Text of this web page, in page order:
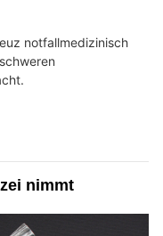
notfallmedizinisch
nimmt